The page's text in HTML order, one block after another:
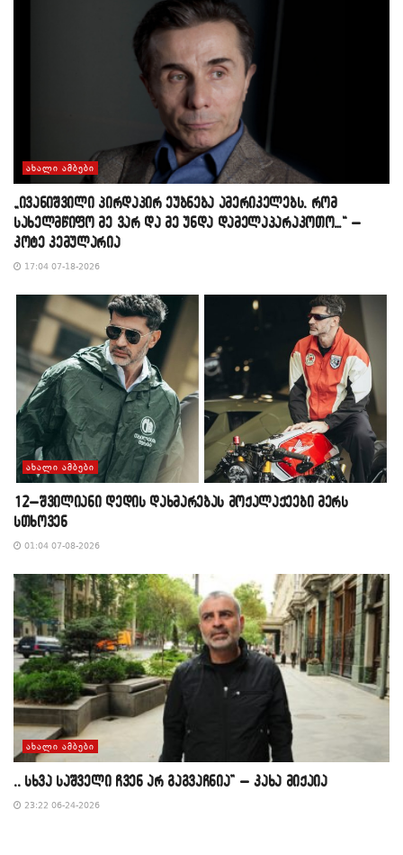
ᲐᲮᲐᲚᲘ ᲐᲛᲑᲔᲑᲘ
„ივანიშვილი პირდაპირ ეუბნება ამერიკელებს, რომ
სახელმწიფო მე ვარ და მე უნდა დამელაპარაკოთო…“ –
კოტე კემულარია
17:04 07-18-2026
ᲐᲮᲐᲚᲘ ᲐᲛᲑᲔᲑᲘ
12–შვილიანი დედის დახმარებას მოქალაქეები მერს
სთხოვენ
01:04 07-08-2026
ᲐᲮᲐᲚᲘ ᲐᲛᲑᲔᲑᲘ
,, სხვა საშველი ჩვენ არ გაგვაჩნია” – კახა მიქაია
23:22 06-24-2026